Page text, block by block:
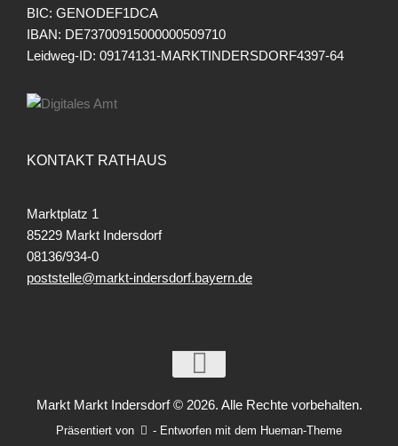
BIC: GENODEF1DCA
IBAN: DE73700915000000509710
Leidweg-ID: 09174131-MARKTINDERSDORF4397-64
KONTAKT RATHAUS
Marktplatz 1
85229 Markt Indersdorf
08136/934-0
poststelle@markt-indersdorf.bayern.de
Markt Markt Indersdorf © 2026. Alle Rechte vorbehalten.
Präsentiert von - Entworfen mit dem Hueman-Theme